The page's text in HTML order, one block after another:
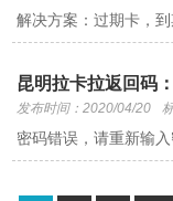
解决方案：过期卡，到
昆明拉卡拉返回码
发布时间：2020/04/20
密码错误，请重新输入